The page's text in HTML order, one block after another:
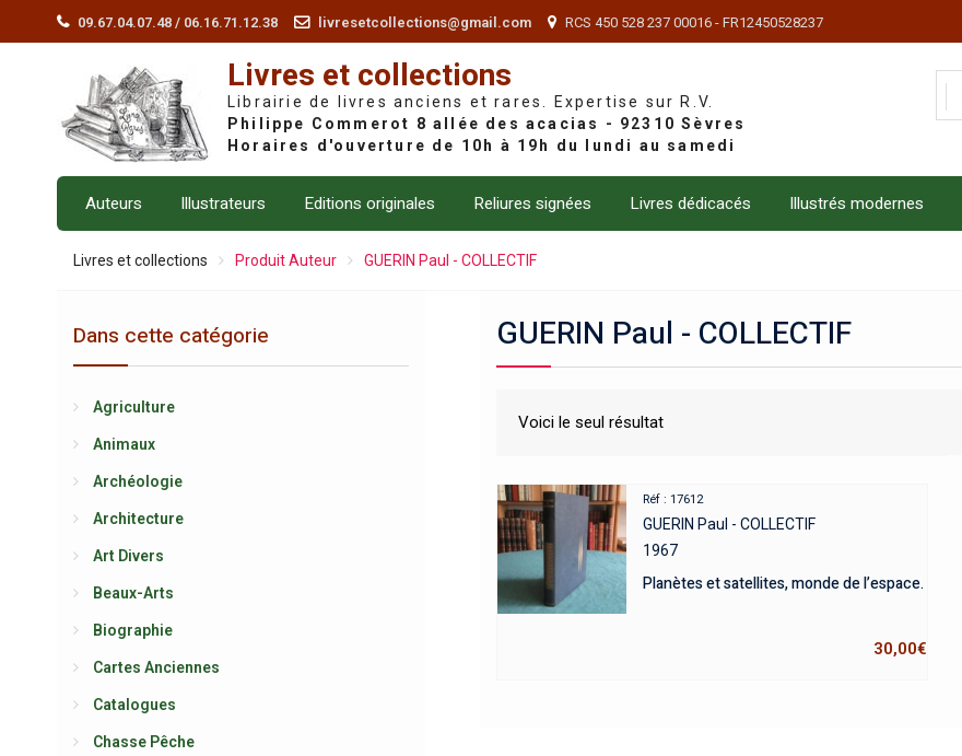
09.67.04.07.48 / 06.16.71.12.38 livresetcollections@gmail.com RCS 450 528 237 00016 - FR12450528237
Livres et collections
Librairie de livres anciens et rares. Expertise sur R.V.
Auteurs Illustrateurs Editions originales Reliures signées Livres dédicacés Illustrés modernes
Livres et collections Produit Auteur GUERIN Paul - COLLECTIF
GUERIN Paul - COLLECTIF
Voici le seul résultat
Réf : 17612
GUERIN Paul - COLLECTIF
1967
Planètes et satellites, monde de l’espace.
30,00€
Dans cette catégorie
Agriculture
Animaux
Archéologie
Architecture
Art Divers
Beaux-Arts
Biographie
Cartes Anciennes
Catalogues
Chasse Pêche